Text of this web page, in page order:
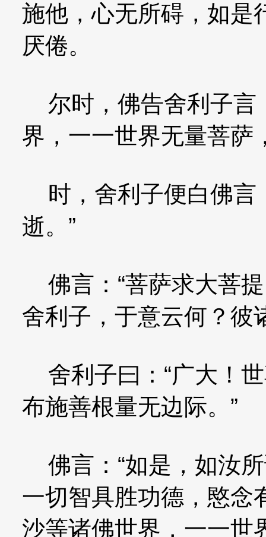
施他，心无所碍，如是
厌倦。
尔时，佛告舍利子言
界，一一世界无量菩萨
时，舍利子便白佛言
逝。”
佛言：“菩萨求大菩
舍利子，于意云何？彼
舍利子曰：“广大！
布施善根量无边际。”
佛言：“如是，如汝
一切智具胜功德，愍念
沙等诸佛世界，一一世